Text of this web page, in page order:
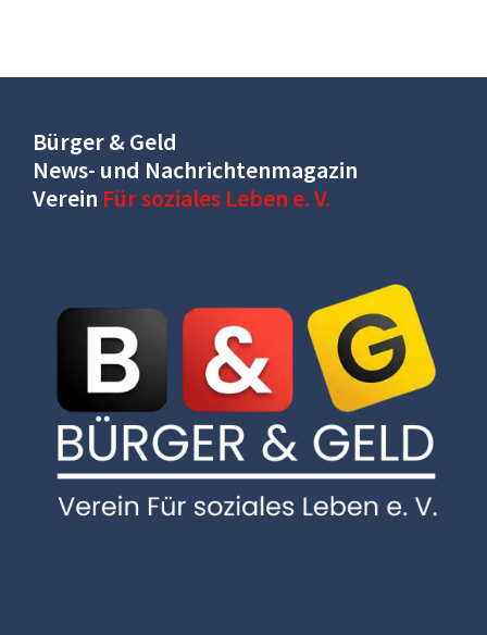
Bürger & Geld
News- und Nachrichtenmagazin
Verein Für soziales Leben e. V.